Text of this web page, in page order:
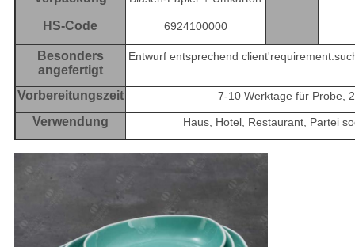
HS-Code 6924100000
Besonders
angefertigt
Entwurf entsprechend
Vorbereitungszeit 7-10 Werktage für Probe,
Verwendung Haus, Hotel, Restaurant, Partei